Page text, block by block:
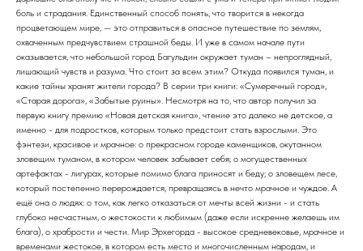
боль и страдания. Единственный способ понять, что творится в некогда
процветающем мире, — это отправиться в опасное путешествие по землям,
охваченным предчувствием страшной беды. И уже в самом начале пути
оказывается, что небольшой город Багульдин окружает туман – непроглядный,
лишающий чувств и разума. Что стоит за всем этим? Откуда появился туман, и
какие тайны хранят жители города? В серии три книги: «Сумеречный город»,
«Старая дорога», «Забытые руины». Несмотря на то, что автор получил за
первую книгу премию «Новая детская книга», чтение это далеко не детское, а
именно - для подростков, которым только предстоит стать взрослыми. Это
фэнтези, красивое и мрачное: о прекрасном городе каменщиков, окутанном
зловещим туманом, в котором человек забывает себя; о могущественных
артефактах - лигурах, которые помимо блага приносят и беду; о зловещем лесе,
который постепенно перерождается, превращаясь в нечто мрачное и чуждое. А
ещё она о людях: о том, как легко отказаться от мечты всей жизни - и стать
глубоко несчастным, о жестокости к любимым (даже если искренне желаешь им
блага), о храбрости и чести. Мир Эрхегорда - высокое средневековье, мрачное и
временами жестокое, в котором есть место и многочисленным народам, и